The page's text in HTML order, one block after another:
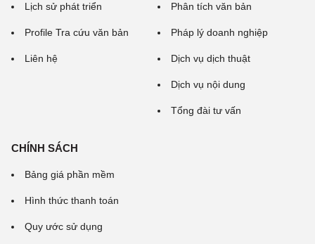
Lịch sử phát triển
Profile Tra cứu văn bản
Liên hệ
Phân tích văn bản
Pháp lý doanh nghiệp
Dịch vụ dịch thuật
Dịch vụ nội dung
Tổng đài tư vấn
CHÍNH SÁCH
Bảng giá phần mềm
Hình thức thanh toán
Quy ước sử dụng